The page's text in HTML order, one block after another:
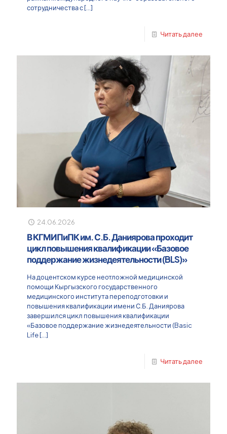
сотрудничества с[…]
Читать далее
24.06.2026
В КГМИПиПК им. С.Б. Даниярова проходит
цикл повышения квалификации «Базовое
поддержание жизнедеятельности (BLS)»
На доцентском курсе неотложной медицинской
помощи Кыргызского государственного
медицинского института переподготовки и
повышения квалификации имени С.Б. Даниярова
завершился цикл повышения квалификации
«Базовое поддержание жизнедеятельности (Basic
Life[…]
Читать далее